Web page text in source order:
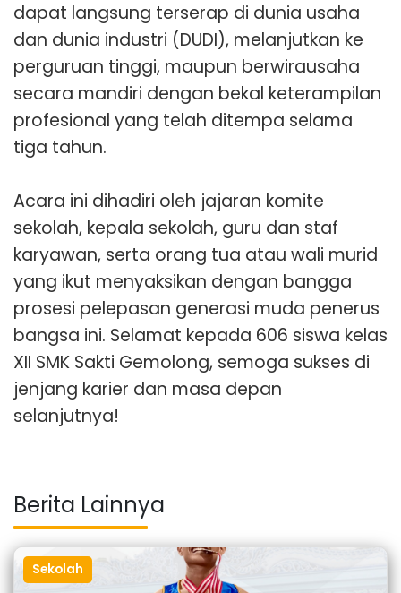
dapat langsung terserap di dunia usaha
dan dunia industri (DUDI), melanjutkan ke
perguruan tinggi, maupun berwirausaha
secara mandiri dengan bekal keterampilan
profesional yang telah ditempa selama
tiga tahun.
Acara ini dihadiri oleh jajaran komite
sekolah, kepala sekolah, guru dan staf
karyawan, serta orang tua atau wali murid
yang ikut menyaksikan dengan bangga
prosesi pelepasan generasi muda penerus
bangsa ini. Selamat kepada 606 siswa kelas
XII SMK Sakti Gemolong, semoga sukses di
jenjang karier dan masa depan
selanjutnya!
Berita Lainnya
Sekolah